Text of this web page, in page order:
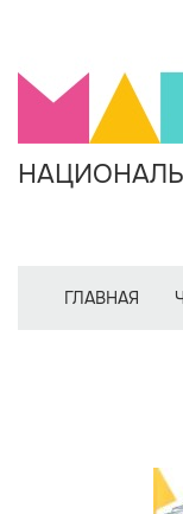
ГЛАВНАЯ